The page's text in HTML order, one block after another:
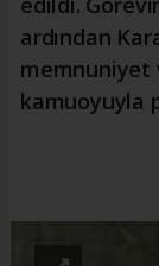
ardından
memnuniyet
kamuoyuyla